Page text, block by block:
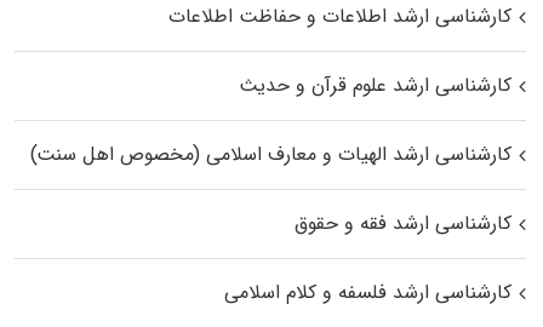
کارشناسی ارشد اطلاعات و حفاظت اطلاعات
کارشناسی ارشد علوم قرآن و حدیث
کارشناسی ارشد الهیات و معارف اسلامی (مخصوص اهل سنت)
کارشناسی ارشد فقه و حقوق
کارشناسی ارشد فلسفه و کلام اسلامی